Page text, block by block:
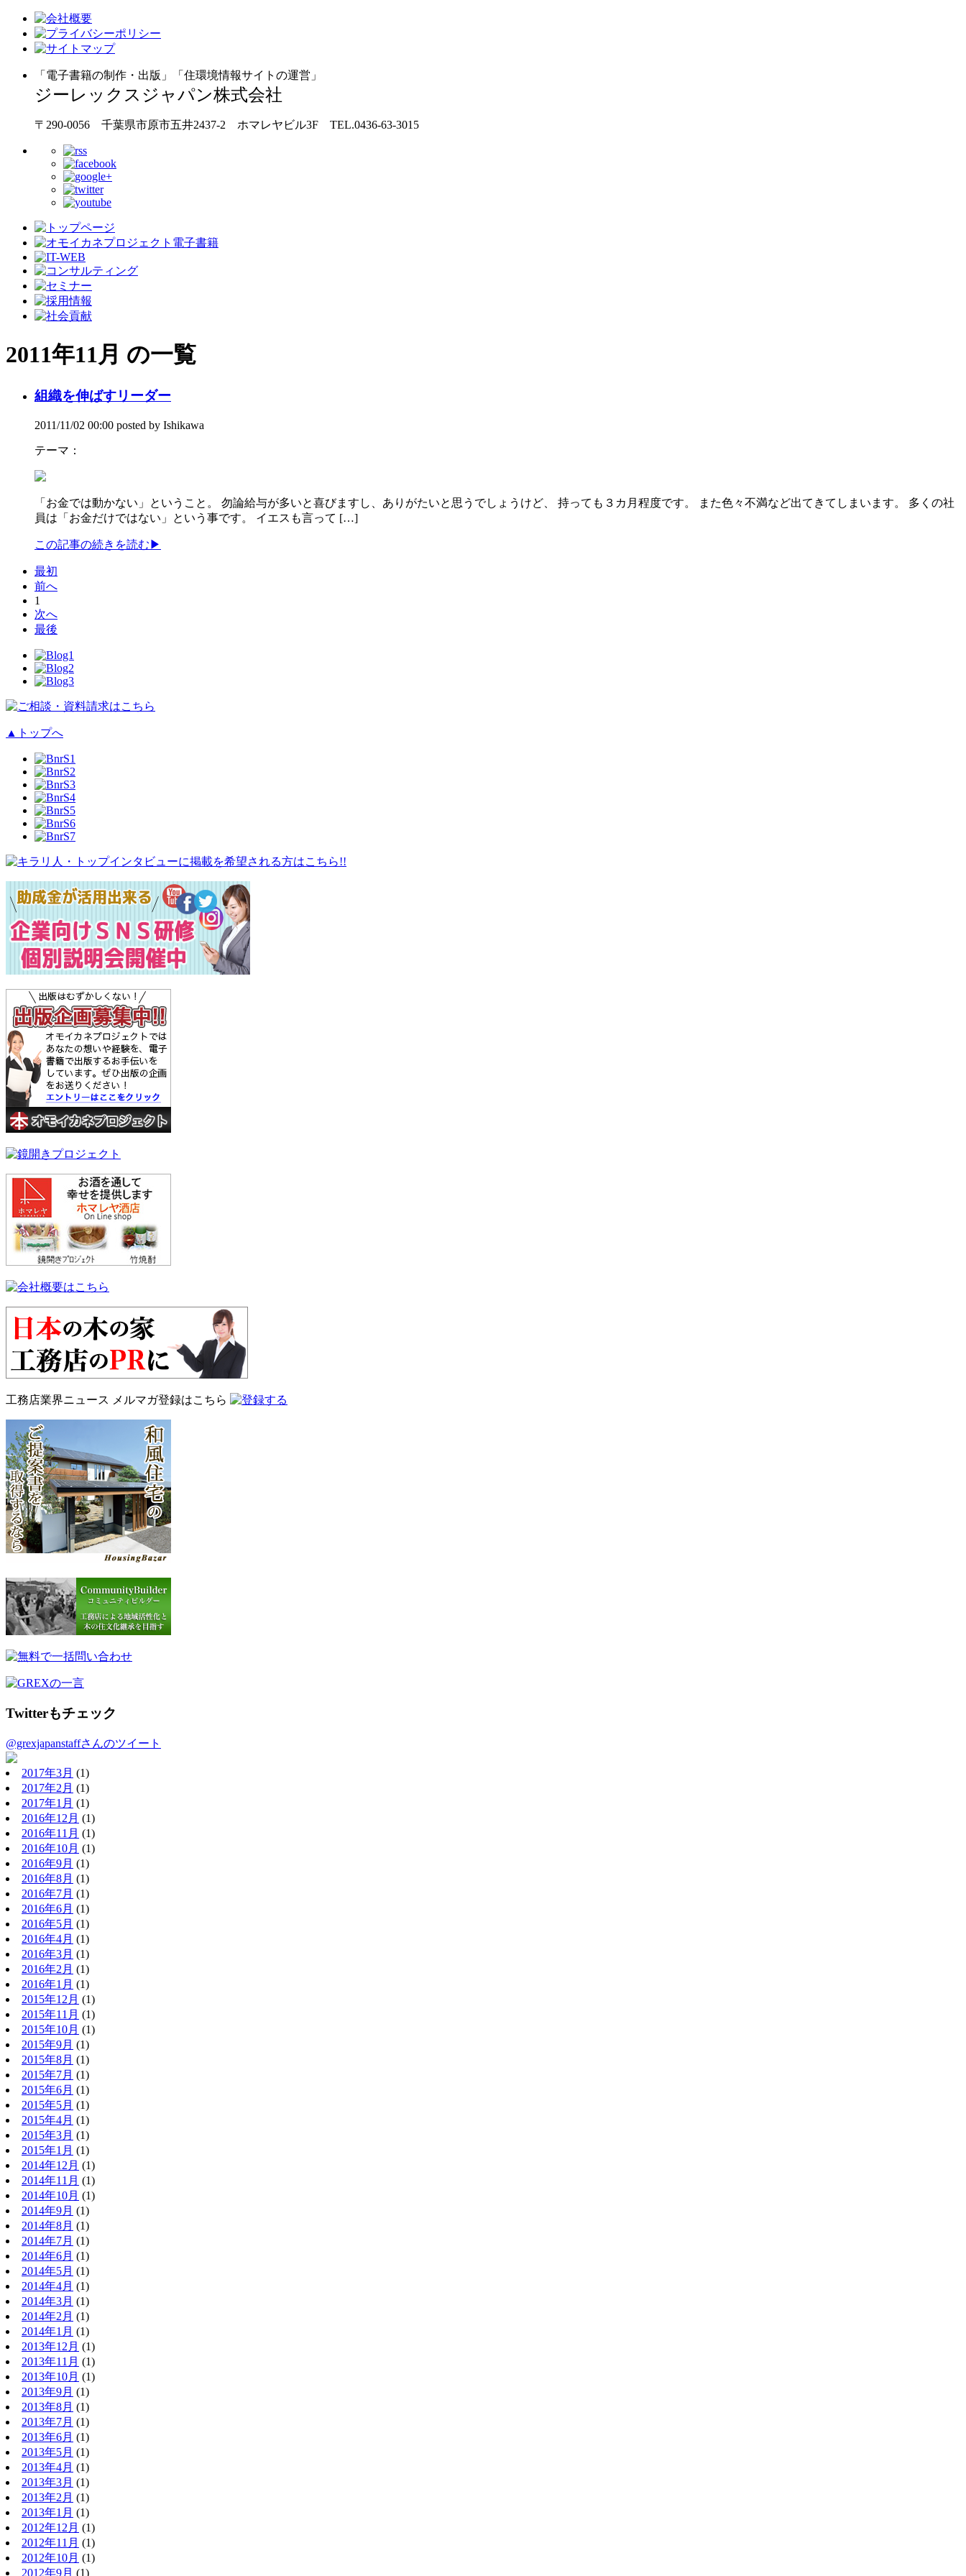
「電子書籍の制作・出版」「住環境情報サイトの運営」
ジーレックスジャパン株式会社
〒290-0056 千葉県市原市五井2437-2 ホマレヤビル3F TEL.0436-63-3015
2011年11月 の一覧
組織を伸ばすリーダー
2011/11/02 00:00 posted by Ishikawa
テーマ：
「お金では動かない」ということ。 勿論給与が多いと喜びますし、ありがたいと思うでしょうけど、 持っても３カ月程度です。 また色々不満など出てきてしまいます。 多くの社
員は「お金だけではない」という事です。 イエスも言って […]
この記事の続きを読む ▶
最初
前へ
1
次へ
最後
▲ トップへ
工務店業界ニュース メルマガ登録はこちら
Twitterもチェック
@grexjapanstaffさんのツイート
2017年3月 (1)
2017年2月 (1)
2017年1月 (1)
2016年12月 (1)
2016年11月 (1)
2016年10月 (1)
2016年9月 (1)
2016年8月 (1)
2016年7月 (1)
2016年6月 (1)
2016年5月 (1)
2016年4月 (1)
2016年3月 (1)
2016年2月 (1)
2016年1月 (1)
2015年12月 (1)
2015年11月 (1)
2015年10月 (1)
2015年9月 (1)
2015年8月 (1)
2015年7月 (1)
2015年6月 (1)
2015年5月 (1)
2015年4月 (1)
2015年3月 (1)
2015年1月 (1)
2014年12月 (1)
2014年11月 (1)
2014年10月 (1)
2014年9月 (1)
2014年8月 (1)
2014年7月 (1)
2014年6月 (1)
2014年5月 (1)
2014年4月 (1)
2014年3月 (1)
2014年2月 (1)
2014年1月 (1)
2013年12月 (1)
2013年11月 (1)
2013年10月 (1)
2013年9月 (1)
2013年8月 (1)
2013年7月 (1)
2013年6月 (1)
2013年5月 (1)
2013年4月 (1)
2013年3月 (1)
2013年2月 (1)
2013年1月 (1)
2012年12月 (1)
2012年11月 (1)
2012年10月 (1)
2012年9月 (1)